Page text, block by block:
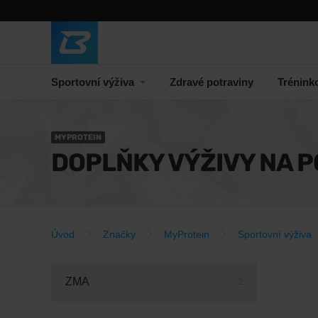
Sportovní výživa Zdravé potraviny
MYPROTEIN
DOPLŇKY VÝŽIVY NA
Úvod Značky MyProtein Sportovní výživa
ZMA